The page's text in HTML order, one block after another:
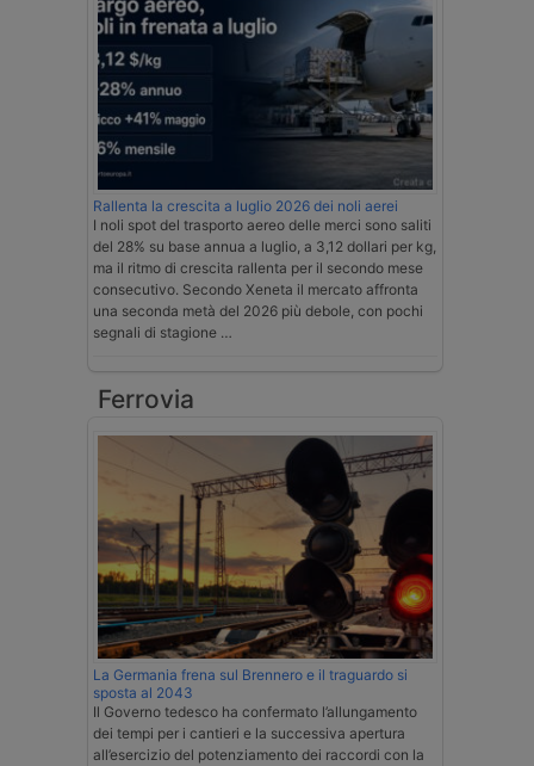
Rallenta la crescita a luglio 2026 dei noli aerei
I noli spot del trasporto aereo delle merci sono saliti
del 28% su base annua a luglio, a 3,12 dollari per kg,
ma il ritmo di crescita rallenta per il secondo mese
consecutivo. Secondo Xeneta il mercato affronta
una seconda metà del 2026 più debole, con pochi
segnali di stagione …
Ferrovia
La Germania frena sul Brennero e il traguardo si
sposta al 2043
Il Governo tedesco ha confermato l’allungamento
dei tempi per i cantieri e la successiva apertura
all’esercizio del potenziamento dei raccordi con la